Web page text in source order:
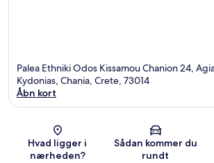
Palea Ethniki Odos Kissamou Chanion 24,
Kydonias, Chania, Crete, 73014
Åbn kort
Hvad ligger i
nærheden?
Sådan kommer du
rundt